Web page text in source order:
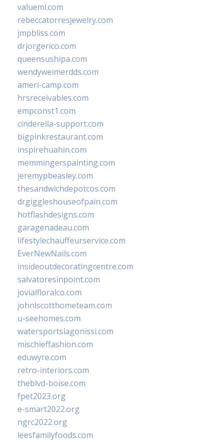
valueml.com
rebeccatorresjewelry.com
jmpbliss.com
drjorgerico.com
queensushipa.com
wendyweimerdds.com
ameri-camp.com
hrsreceivables.com
empconst1.com
cinderella-support.com
bigpinkrestaurant.com
inspirehuahin.com
memmingerspainting.com
jeremypbeasley.com
thesandwichdepotcos.com
drgiggleshouseofpain.com
hotflashdesigns.com
garagenadeau.com
lifestylechauffeurservice.com
EverNewNails.com
insideoutdecoratingcentre.com
salvatoresinpoint.com
jovialfloralco.com
johnlscotthometeam.com
u-seehomes.com
watersportslagonissi.com
mischieffashion.com
eduwyre.com
retro-interiors.com
theblvd-boise.com
fpet2023.org
e-smart2022.org
ngrc2022.org
leesfamilyfoods.com